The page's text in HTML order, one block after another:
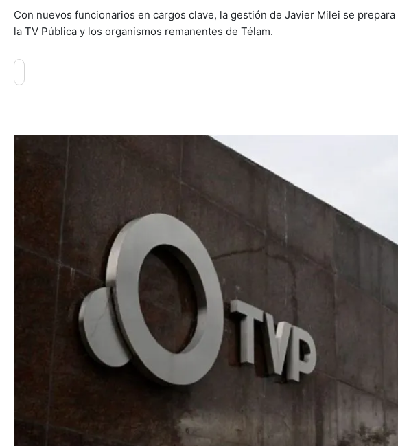
Con nuevos funcionarios en cargos clave, la gestión de Javier Milei se
la TV Pública y los organismos remanentes de Télam.